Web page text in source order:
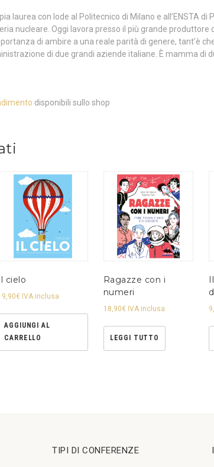
laurea con lode al Politecnico di Milano e all’ENSTA di
nucleare. Oggi lavora presso il più grande produttore
di ambire a una reale parità di genere, tant’è
di due grandi aziende italiane. È mamma di
disponibili sullo shop
cielo
€ IVA inclusa
AGGIUNGI AL
CARRELLO
Ragazze con i
numeri
18,90€ IVA inclusa
LEGGI TUTTO
TIPI DI CONFERENZE